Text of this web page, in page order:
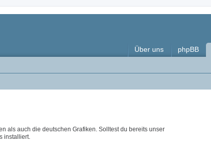
Über uns phpBB
als auch die deutschen Grafiken. Solltest du bereits unser
installiert.